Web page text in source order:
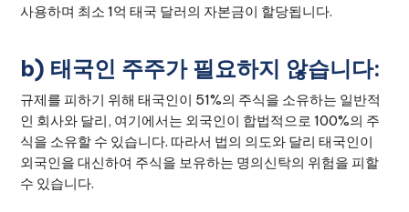
사용하며 최소 1억 태국 달러의 자본금이 할당됩니다.
b) 태국인 주주가 필요하지 않습니다:
규제를 피하기 위해 태국인이 51%의 주식을 소유하는 일반적
인 회사와 달리, 여기에서는 외국인이 합법적으로 100%의 주
식을 소유할 수 있습니다. 따라서 법의 의도와 달리 태국인이
외국인을 대신하여 주식을 보유하는 명의신탁의 위험을 피할
수 있습니다.